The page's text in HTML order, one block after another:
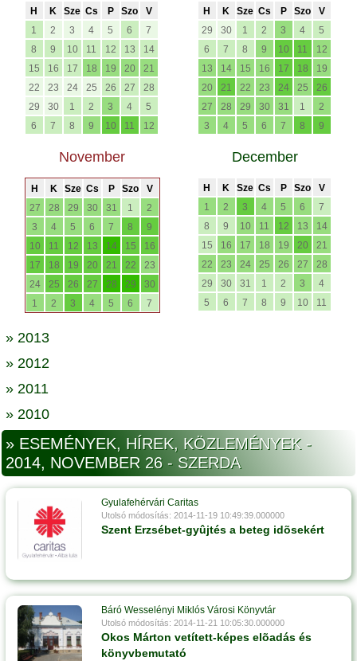
H K Sze Cs P Szo
V
1
2 3 4 5 6
7
8
9 10 11 12 13
14
15
16 17 18 19 20
21
22
23 24 25 26 27
28
29
30 1 2 3 4
5
6
7 8 9 10 11 12
H K Sze Cs P Szo
V
29
30 1 2 3 4
5
6
7 8 9 10 11
12
13
14 15 16 17 18
19
20
21 22 23 24 25
26
27
28 29 30 31 1
2
3
4 5 6 7 8 9
November
H K Sze Cs P Szo
V
27
28 29 30 31 1
2
3
4 5 6 7 8
9
10
11 12 13 14 15
16
17
18 19 20 21 22
23
24
25 26 27 28 29
30
1
2 3 4 5 6 7
December
H K Sze Cs P Szo
V
1
2 3 4 5 6
7
8
9 10 11 12 13
14
15
16 17 18 19 20
21
22
23 24 25 26 27
28
29
30 31 1 2 3
4
5
6 7 8 9 10 11
» 2013
» 2012
» 2011
» 2010
» ESEMÉNYEK, HÍREK, KÖZLEMÉNYEK -
2014, NOVEMBER 26 - SZERDA
Gyulafehérvári Caritas
Utolsó módosítás: 2014-11-19 10:49:39.000000
Szent Erzsébet-gyûjtés a beteg idõsekért
Báró Wesselényi Miklós Városi Könyvtár
Utolsó módosítás: 2014-11-21 10:05:30.000000
Okos Márton vetített-képes elõadás és
könyvbemutató